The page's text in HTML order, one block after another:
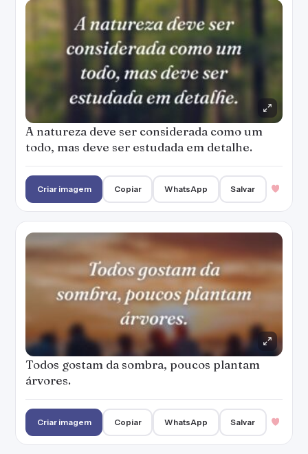
A natureza deve ser considerada como um
todo, mas deve ser estudada em detalhe.
Criar imagem Copiar WhatsApp Salvar
Todos gostam da sombra, poucos plantam
árvores.
Criar imagem Copiar WhatsApp Salvar